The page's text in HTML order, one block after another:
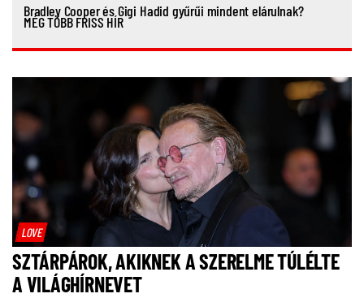
Bradley Cooper és Gigi Hadid gyűrűi mindent elárulnak?
MÉG TÖBB FRISS HÍR
LOVE
SZTÁRPÁROK, AKIKNEK A SZERELME TÚLÉLTE
A VILÁGHÍRNEVET